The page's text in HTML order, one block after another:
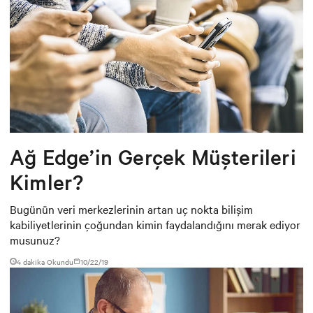
Ağ Edge’in Gerçek Müşterileri
Kimler?
Bugünün veri merkezlerinin artan uç nokta bilişim
kabiliyetlerinin çoğundan kimin faydalandığını merak ediyor
musunuz?
4 dakika Okundu 10/22/19